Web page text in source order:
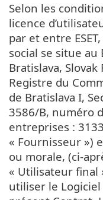
Selon les
licence
par et entre
social se situe au
Bratislava,
Registre du
de Bratislava I,
3586/B, numéro
entreprises :
« Fournisseur »)
ou morale, (ci-
« Utilisateur final
utiliser le Logiciel